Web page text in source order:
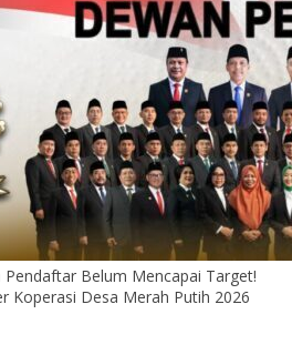
Pendaftar Belum Mencapai Target!
Koperasi Desa Merah Putih 2026